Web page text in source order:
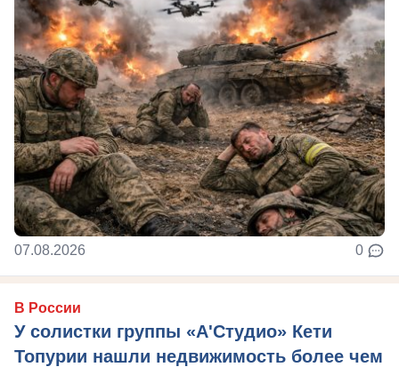
07.08.2026 0
В России
У солистки группы «А'Студио» Кети
Топурии нашли недвижимость более чем